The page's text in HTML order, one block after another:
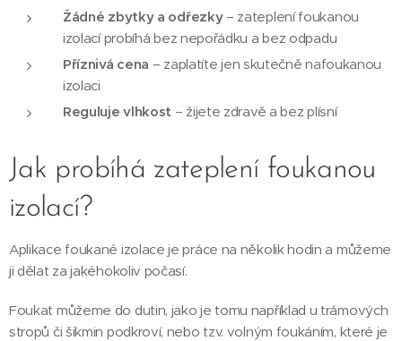
Žádné zbytky a odřezky– zateplení foukanou
izolací probíhá bez nepořádku a bez odpadu
Příznivá cena – zaplatíte jen skutečně nafoukanou
izolaci
Reguluje vlhkost – žijete zdravě a bez plísní
Jak probíhá zateplení foukanou
izolací?
Aplikace foukané izolace je práce na několik hodin a můžeme
ji dělat za jakéhokoliv počasí.
Foukat můžeme do dutin, jako je tomu například u trámových
stropů či šikmin podkroví, nebo tzv. volným foukáním, které je